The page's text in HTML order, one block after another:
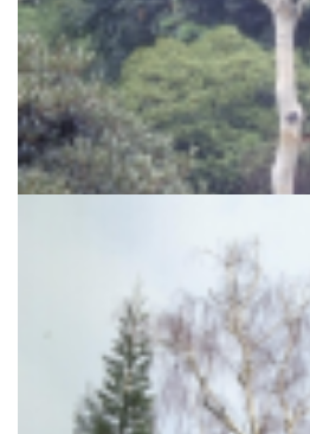
Betula utilis subsp.